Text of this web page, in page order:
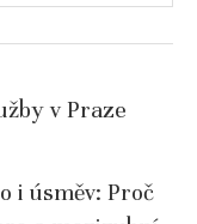
v Praze
i úsměv: Proč